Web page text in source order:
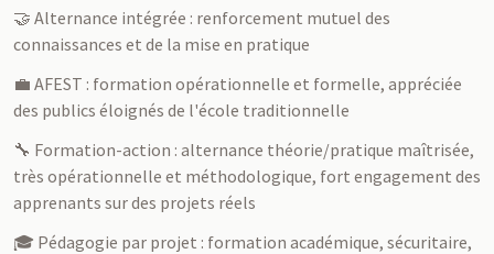
🤝 Alternance intégrée : renforcement mutuel des
connaissances et de la mise en pratique
💼 AFEST : formation opérationnelle et formelle, appréciée
des publics éloignés de l'école traditionnelle
🔧 Formation-action : alternance théorie/pratique maîtrisée,
très opérationnelle et méthodologique, fort engagement des
apprenants sur des projets réels
🎓 Pédagogie par projet : formation académique, sécuritaire,